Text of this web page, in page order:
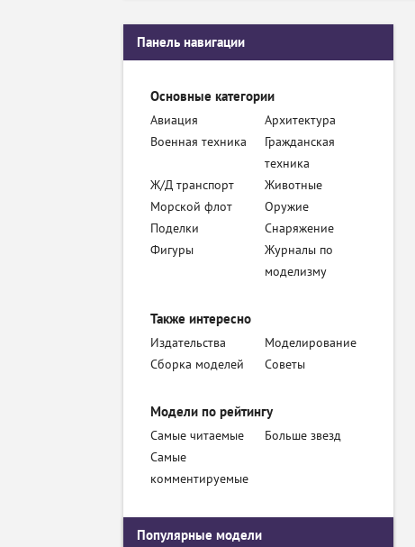
Панель навигации
Основные категории
Авиация
Архитектура
Военная техника
Гражданская
техника
Ж/Д транспорт
Животные
Морской флот
Оружие
Поделки
Снаряжение
Фигуры
Журналы по
моделизму
Также интересно
Издательства
Моделирование
Сборка моделей
Советы
Модели по рейтингу
Самые читаемые
Больше звезд
Самые
комментируемые
Популярные модели